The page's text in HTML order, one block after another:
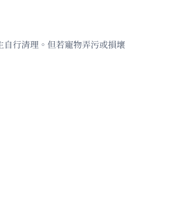
行清理。但若寵物弄污或損壞